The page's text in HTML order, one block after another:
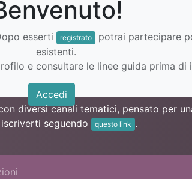
esserti registrato
potrai partecipare
esistenti.
e consultare le linee guida prima di
Accedi
diversi canali tematici, pensato per
seguendo
questo link .